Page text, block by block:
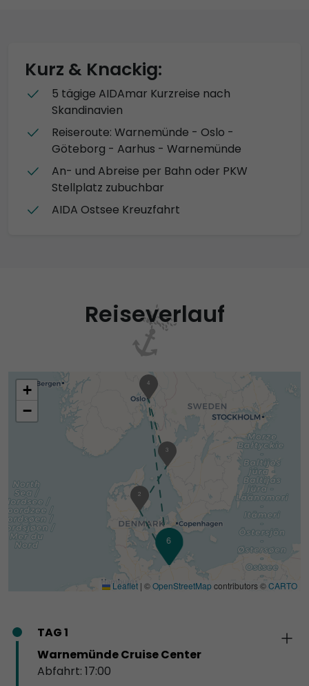
Kurz & Knackig:
5 tägige AIDAmar Kurzreise nach
Skandinavien
Reiseroute: Warnemünde - Oslo -
Göteborg - Aarhus - Warnemünde
An- und Abreise per Bahn oder PKW
Stellplatz zubuchbar
AIDA Ostsee Kreuzfahrt
Reiseverlauf
2
3
4
6
+
−
Leaflet | ©OpenStreetMap contributors ©CARTO
TAG 1
Warnemünde Cruise Center
Abfahrt: 17:00